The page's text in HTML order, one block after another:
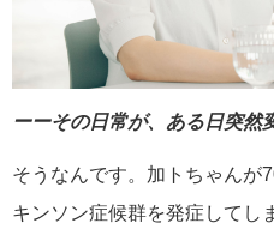
ーーその日常が、ある日突然
そうなんです。加トちゃんが
キンソン症候群を発症してし